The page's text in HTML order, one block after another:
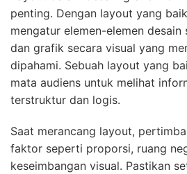
penting. Dengan layout yang
mengatur elemen-elemen
dan grafik secara visual yang
dipahami. Sebuah layout yang
mata audiens untuk melihat
terstruktur dan logis.
Saat merancang layout,
faktor seperti proporsi, ruang
keseimbangan visual. Pastikan